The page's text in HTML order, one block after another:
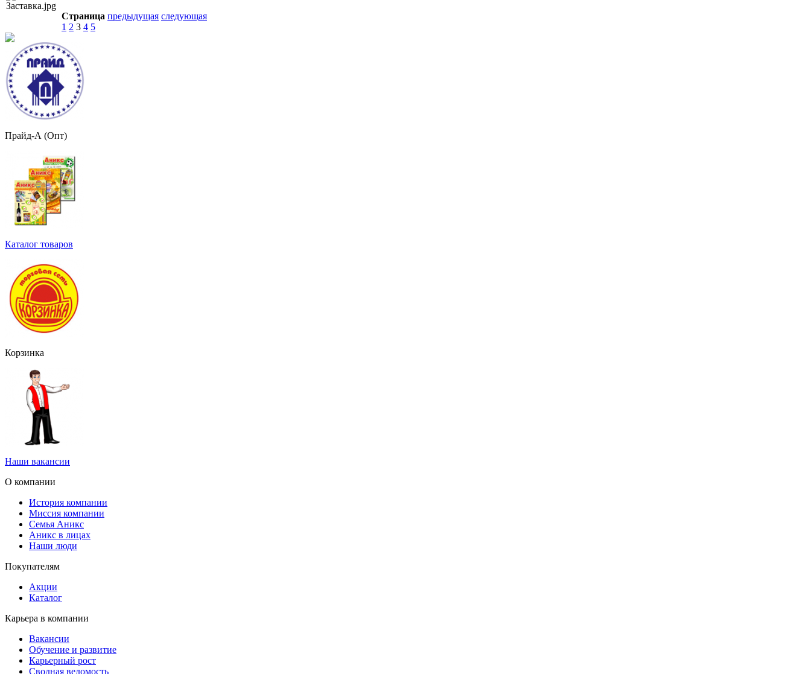
Страница предыдущая следующая
1 2 3 4 5
Прайд-А (Опт)
Каталог товаров
Корзинка
Наши вакансии
О компании
История компании
Миссия компании
Семья Аникс
Аникс в лицах
Наши люди
Покупателям
Акции
Каталог
Карьера в компании
Вакансии
Обучение и развитие
Карьерный рост
Сводная ведомость